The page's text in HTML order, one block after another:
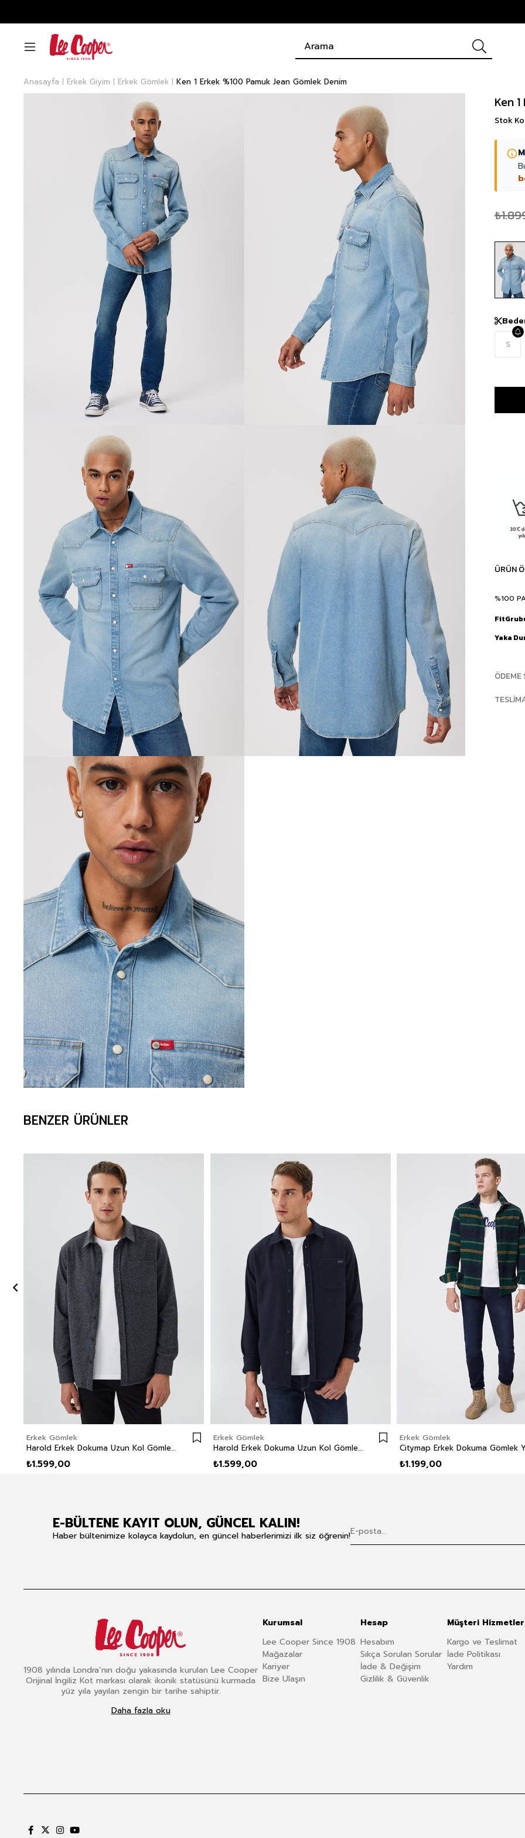
Anasayfa Erkek Giyim Erkek Gömlek Ken 1 Erkek %100 Pamuk Jean Gömlek Denim
Ken
Stok
S
ÜRÜN
%100
Yaka
ÖDEME
BENZER ÜRÜNLER
Erkek Gömlek
Harold Erkek Dokuma Uzun Kol Gömlek Antrasit
₺1.599,00
Erkek Gömlek
Harold Erkek Dokuma Uzun Kol Gömlek Lacivert
₺1.599,00
Erkek Gömlek
₺1.199,00
E-BÜLTENE KAYIT OLUN, GÜNCEL KALIN!
Haber bültenimize kolayca kaydolun, en güncel haberlerimizi ilk siz öğrenin!
1908 yılında Londra’nın doğu yakasında kurulan Lee Cooper
Orijinal İngiliz Kot markası olarak ikonik statüsünü kurmada
yüz yıla yayılan zengin bir tarihe sahiptir.
Daha fazla oku
Kurumsal
Lee Cooper Since 1908
Mağazalar
Kariyer
Bize Ulaşın
Hesap
Hesabım
Sıkça Sorulan Sorular
İade & Değişim
Gizlilik & Güvenlik
Müşteri
Kargo ve Teslimat
İade Politikası
Yardım